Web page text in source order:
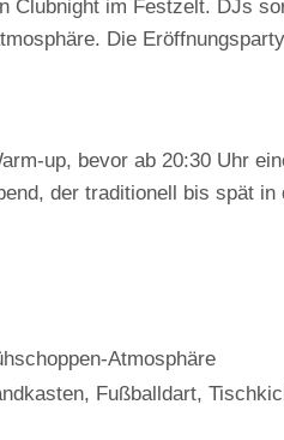
Clubnight im Festzelt. DJs
Die
bevor ab 20:30 Uhr
der traditionell bis spät in
Fußballdart,